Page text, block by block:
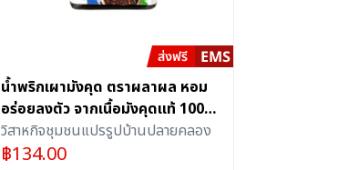
น้ำพริกเผามังคุด ตราผลาผล หอม
อร่อยลงตัว จากเนื้อมังคุดแท้ 100%
จำนวน 1 ขวด
วิสาหกิจชุมชนแปรรูปบ้านปลายคลอง
฿134.00